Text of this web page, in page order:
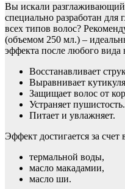
Вы искали
специально разработан для
всех типов волос?
(объемом 250 мл.) –
эффекта после любого вида
Восстанавливает
Выравнивает
Защищает волос от
Устраняет пушистость.
Питает и увлажняет.
Эффект достигается за счет
термальной воды,
масло макадамии,
масло ши.